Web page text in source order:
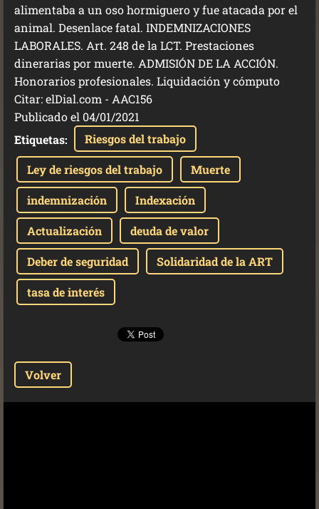
alimentaba a un oso hormiguero y fue atacada por el
animal. Desenlace fatal. INDEMNIZACIONES
LABORALES. Art. 248 de la LCT. Prestaciones
dinerarias por muerte. ADMISIÓN DE LA ACCIÓN.
Honorarios profesionales. Liquidación y cómputo
Citar: elDial.com - AAC156
Publicado el 04/01/2021
Etiquetas: Riesgos del trabajo
Ley de riesgos del trabajo Muerte
indemnización Indexación
Actualización deuda de valor
Deber de seguridad Solidaridad de la ART
tasa de interés
Volver